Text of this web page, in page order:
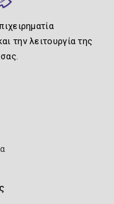
την λειτουργία της